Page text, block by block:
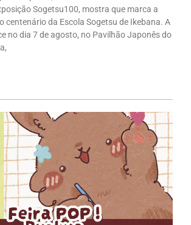
Sogetsu100, mostra que marca a
centenário da Escola Sogetsu de Ikebana. A
no dia 7 de agosto, no Pavilhão Japonês do